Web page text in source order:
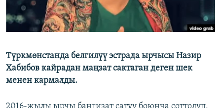
Түркмөнстанда белгилүү эстрада ырчысы Назир
Хабибов кайрадан маңзат сактаган деген шек
менен кармалды.